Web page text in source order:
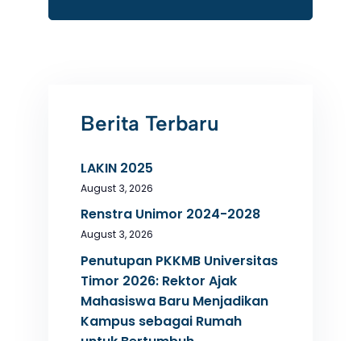
2024
Berita Terbaru
LAKIN 2025
August 3, 2026
Renstra Unimor 2024-2028
August 3, 2026
Penutupan PKKMB Universitas
Timor 2026: Rektor Ajak
Mahasiswa Baru Menjadikan
Kampus sebagai Rumah